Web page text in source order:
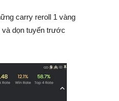
carry reroll 1 vàng
và dọn tuyến trước